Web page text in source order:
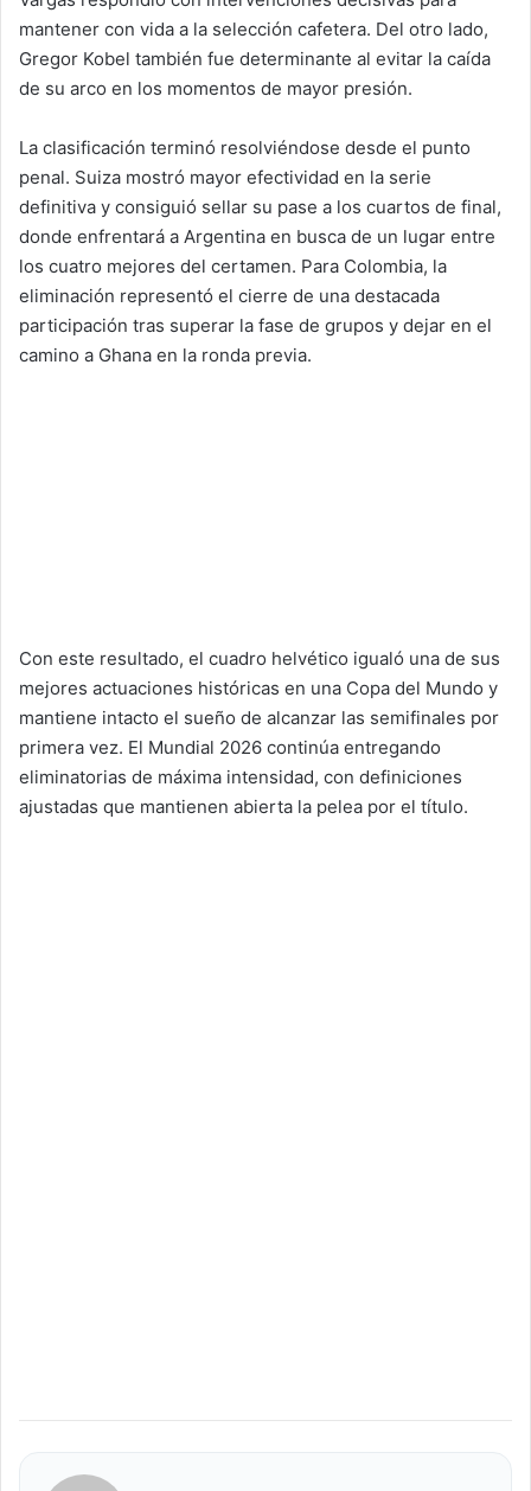
mantener con vida a la selección cafetera. Del otro lado,
Gregor Kobel también fue determinante al evitar la caída
de su arco en los momentos de mayor presión.
La clasificación terminó resolviéndose desde el punto
penal. Suiza mostró mayor efectividad en la serie
definitiva y consiguió sellar su pase a los cuartos de final,
donde enfrentará a Argentina en busca de un lugar entre
los cuatro mejores del certamen. Para Colombia, la
eliminación representó el cierre de una destacada
participación tras superar la fase de grupos y dejar en el
camino a Ghana en la ronda previa.
Con este resultado, el cuadro helvético igualó una de sus
mejores actuaciones históricas en una Copa del Mundo y
mantiene intacto el sueño de alcanzar las semifinales por
primera vez. El Mundial 2026 continúa entregando
eliminatorias de máxima intensidad, con definiciones
ajustadas que mantienen abierta la pelea por el título.